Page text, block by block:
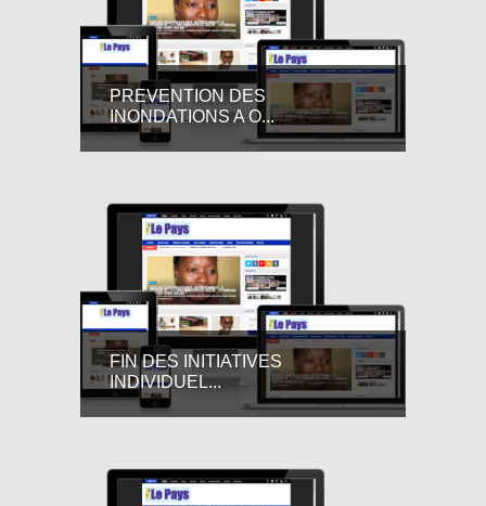
PREVENTION DES
INONDATIONS A O...
FIN DES INITIATIVES
INDIVIDUEL...